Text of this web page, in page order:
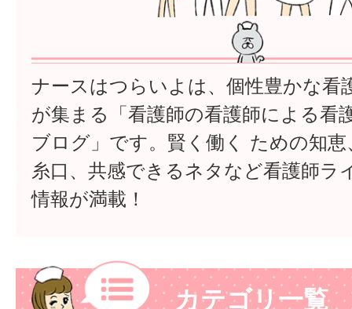
ナースはつらいよは、個性豊かな看
が集まる「看護師の看護師による看
ブログ」です。賢く働く ための知
糸口、共感できるネタなど看護師ラ
情報が満載！
カテゴリ一覧